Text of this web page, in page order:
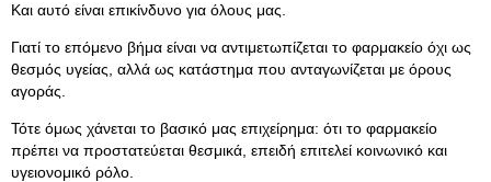
Και αυτό είναι επικίνδυνο για όλους μας.
Γιατί το επόμενο βήμα είναι να αντιμετωπίζεται το φαρμακείο όχι ως
θεσμός υγείας, αλλά ως κατάστημα που ανταγωνίζεται με όρους
αγοράς.
Τότε όμως χάνεται το βασικό μας επιχείρημα: ότι το φαρμακείο
πρέπει να προστατεύεται θεσμικά, επειδή επιτελεί κοινωνικό και
υγειονομικό ρόλο.